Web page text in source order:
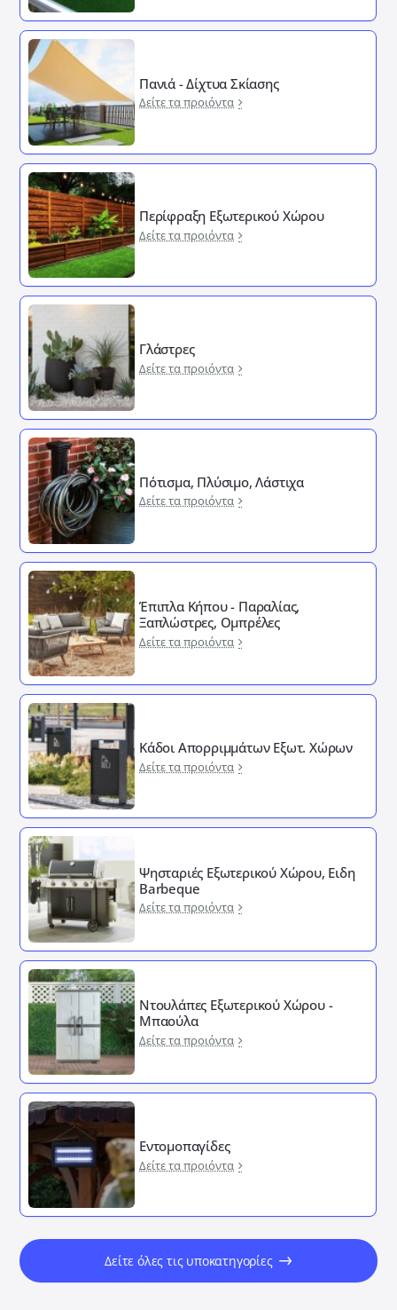
Πανιά - Δίχτυα Σκίασης
Δείτε τα προιόντα
Περίφραξη Εξωτερικού Χώρου
Δείτε τα προιόντα
Γλάστρες
Δείτε τα προιόντα
Πότισμα, Πλύσιμο, Λάστιχα
Δείτε τα προιόντα
Έπιπλα Κήπου - Παραλίας,
Ξαπλώστρες, Ομπρέλες
Δείτε τα προιόντα
Κάδοι Απορριμμάτων Εξωτ. Χώρων
Δείτε τα προιόντα
Ψησταριές Εξωτερικού Χώρου, Ειδη
Barbeque
Δείτε τα προιόντα
Ντουλάπες Εξωτερικού Χώρου -
Μπαούλα
Δείτε τα προιόντα
Εντομοπαγίδες
Δείτε τα προιόντα
Δείτε όλες τις υποκατηγορίες